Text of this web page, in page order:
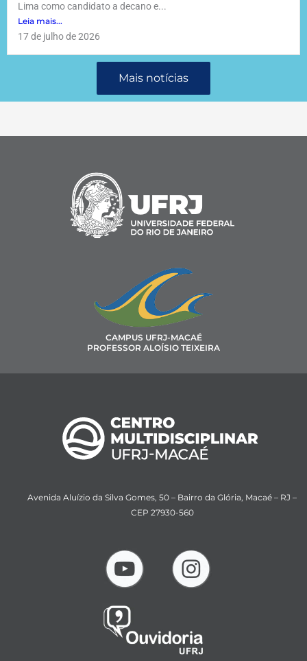
Lima como candidato a decano e...
Leia mais...
17 de julho de 2026
Mais notícias
CAMPUS UFRJ-MACAÉ
PROFESSOR ALOÍSIO TEIXEIRA
Avenida Aluízio da Silva Gomes, 50 – Bairro da Glória, Macaé – RJ –
CEP 27930-560